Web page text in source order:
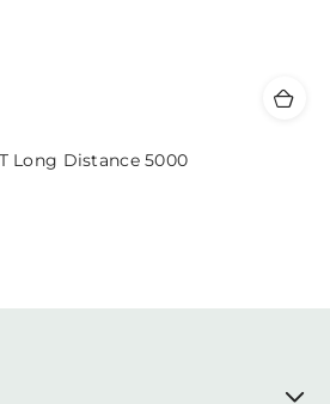
Long Distance 5000